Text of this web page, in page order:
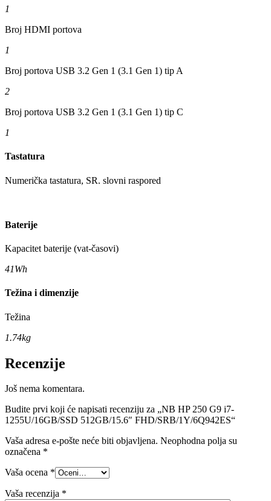
1
Broj HDMI portova
1
Broj portova USB 3.2 Gen 1 (3.1 Gen 1) tip A
2
Broj portova USB 3.2 Gen 1 (3.1 Gen 1) tip C
1
Tastatura
Numerička tastatura, SR. slovni raspored
Baterije
Kapacitet baterije (vat-časovi)
41Wh
Težina i dimenzije
Težina
1.74kg
Recenzije
Još nema komentara.
Budite prvi koji će napisati recenziju za „NB HP 250 G9 i7-
1255U/16GB/SSD 512GB/15.6″ FHD/SRB/1Y/6Q942ES“
Vaša adresa e-pošte neće biti objavljena. Neophodna polja su
označena *
Vaša ocena *
Vaša recenzija *